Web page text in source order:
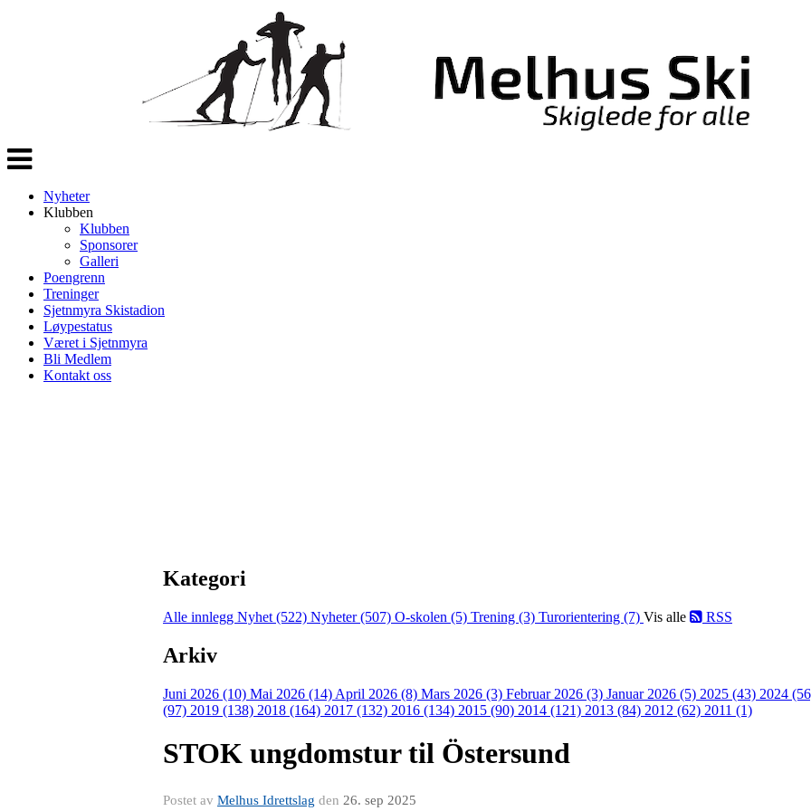
Veksle
navigasjon
Nyheter
Klubben
Klubben
Sponsorer
Galleri
Poengrenn
Treninger
Sjetnmyra Skistadion
Løypestatus
Været i Sjetnmyra
Bli Medlem
Kontakt oss
Kategori
Alle innlegg Nyhet (522) Nyheter (507) O-skolen (5) Trening (3) Turorientering (7) Vis alle RSS
Arkiv
Juni 2026 (10) Mai 2026 (14) April 2026 (8) Mars 2026 (3) Februar 2026 (3) Januar 2026 (5) 2025 (43) 2024
(97) 2019 (138) 2018 (164) 2017 (132) 2016 (134) 2015 (90) 2014 (121) 2013 (84) 2012 (62) 2011 (1)
STOK ungdomstur til Östersund
Postet av Melhus Idrettslag den 26. sep 2025